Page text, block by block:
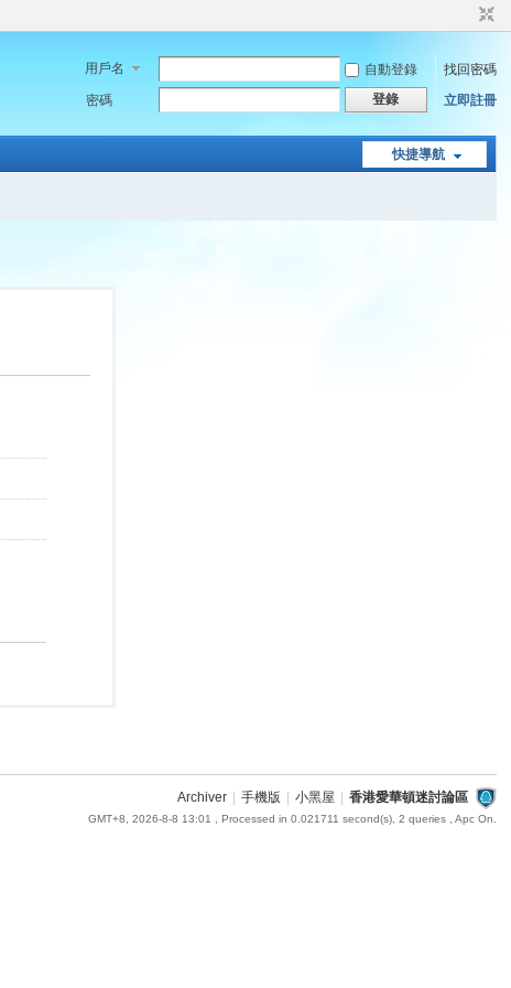
用戶名 自動登錄
找回密碼
密碼
登錄 立即註冊
快捷導航
Archiver 手機版 小黑屋 香港愛華頓迷討論區
GMT+8, 2026-8-8 13:01 , Processed in 0.021711 second(s), 2 queries , Apc On.